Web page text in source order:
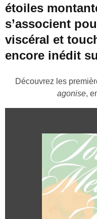
étoiles
s’associent
viscéral et
encore inédit
Découvrez les
agonise,